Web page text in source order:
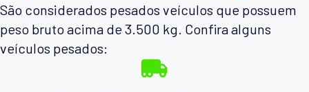
São considerados pesados veículos que possuem
peso bruto acima de 3.500 kg. Confira alguns
veículos pesados: